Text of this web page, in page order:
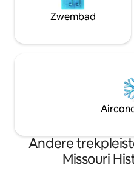
Zwembad
Andere
Missouri